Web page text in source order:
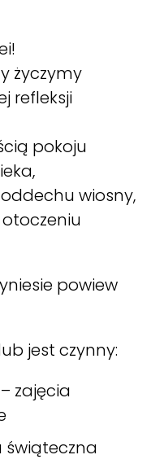
życzymy
refleksji
pokoju
wiosny,
powiew
jest czynny:
zajęcia
świąteczna